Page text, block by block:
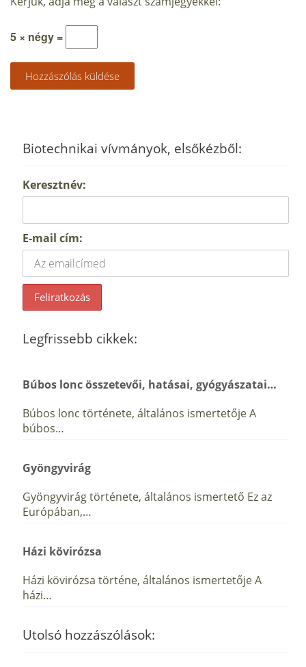
5 × négy =
Biotechnikai vívmányok, elsőkézből:
Keresztnév:
E-mail cím:
Legfrissebb cikkek:
Búbos lonc összetevői, hatásai, gyógyászatai…
Búbos lonc története, általános ismertetője A
búbos…
Gyöngyvirág
Gyöngyvirág története, általános ismertető Ez az
Európában,…
Házi kövirózsa
Házi kövirózsa történe, általános ismertetője A
házi…
Utolsó hozzászólások: